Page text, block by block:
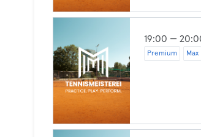
19:00 —
Premium Max